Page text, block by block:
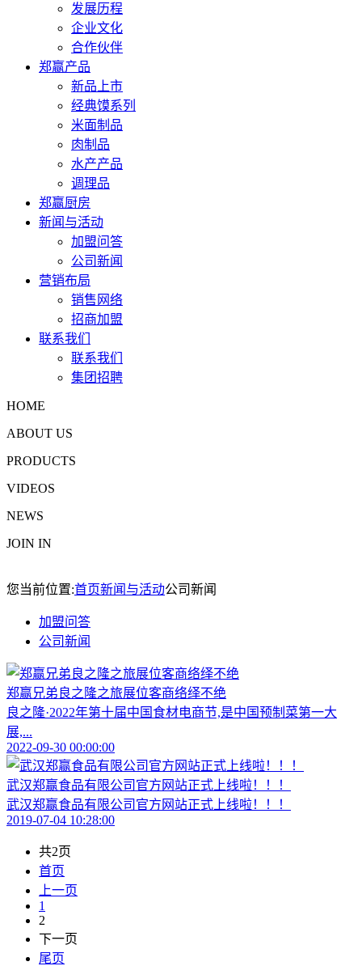
发展历程
企业文化
合作伙伴
郑赢产品
新品上市
经典馍系列
米面制品
肉制品
水产产品
调理品
郑赢厨房
新闻与活动
加盟问答
公司新闻
营销布局
销售网络
招商加盟
联系我们
联系我们
集团招聘
HOME
ABOUT US
PRODUCTS
VIDEOS
NEWS
JOIN IN
您当前位置:首页新闻与活动公司新闻
加盟问答
公司新闻
郑赢兄弟良之隆之旅展位客商络绎不绝
良之隆·2022年第十届中国食材电商节,是中国预制菜第一大
展,...
2022-09-30 00:00:00
武汉郑赢食品有限公司官方网站正式上线啦！！！
武汉郑赢食品有限公司官方网站正式上线啦！！！
2019-07-04 10:28:00
共2页
首页
上一页
1
2
下一页
尾页